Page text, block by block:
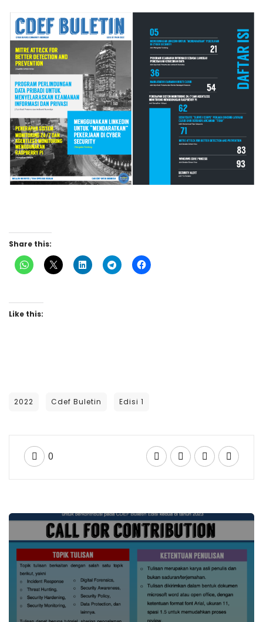
Share this:
Like this:
2022 Cdef Buletin Edisi 1
0